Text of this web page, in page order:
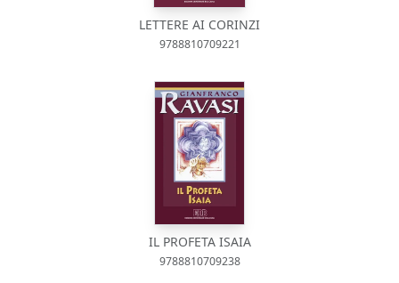
LETTERE AI CORINZI
9788810709221
IL PROFETA ISAIA
9788810709238